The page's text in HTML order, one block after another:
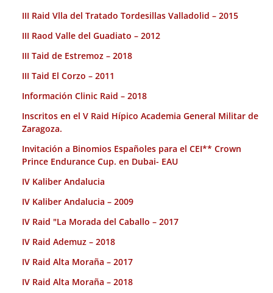
III Raid Vlla del Tratado Tordesillas Valladolid – 2015
III Raod Valle del Guadiato – 2012
III Taid de Estremoz – 2018
III Taid El Corzo – 2011
Información Clinic Raid – 2018
Inscritos en el V Raid Hípico Academia General Militar de
Zaragoza.
Invitación a Binomios Españoles para el CEI** Crown
Prince Endurance Cup. en Dubai- EAU
IV Kaliber Andalucia
IV Kaliber Andalucia – 2009
IV Raid "La Morada del Caballo – 2017
IV Raid Ademuz – 2018
IV Raid Alta Moraña – 2017
IV Raid Alta Moraña – 2018